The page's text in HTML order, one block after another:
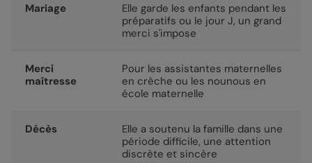
Mariage
Elle garde les enfants pendant les
préparatifs ou le jour J, un grand
merci s'impose
Merci
maîtresse
Pour les assistantes maternelles
en crèche ou les nounous en
école maternelle
Décès
Elle a soutenu la famille dans une
période difficile, une attention
discrète et sincère